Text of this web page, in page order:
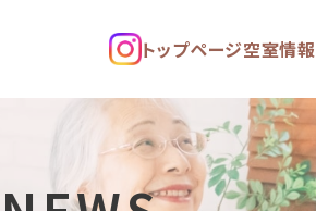
トップページ空室情報